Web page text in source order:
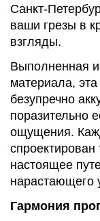
Санкт-
ваши грезы в
взгляды.
Выполненная
материала, эта
безупречно
поразительно
ощущения.
спроектирован
настоящее
нарастающего
Гармония